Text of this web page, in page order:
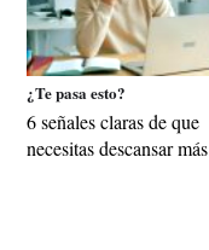
¿Te pasa esto?
6 señales claras de que
necesitas descansar más